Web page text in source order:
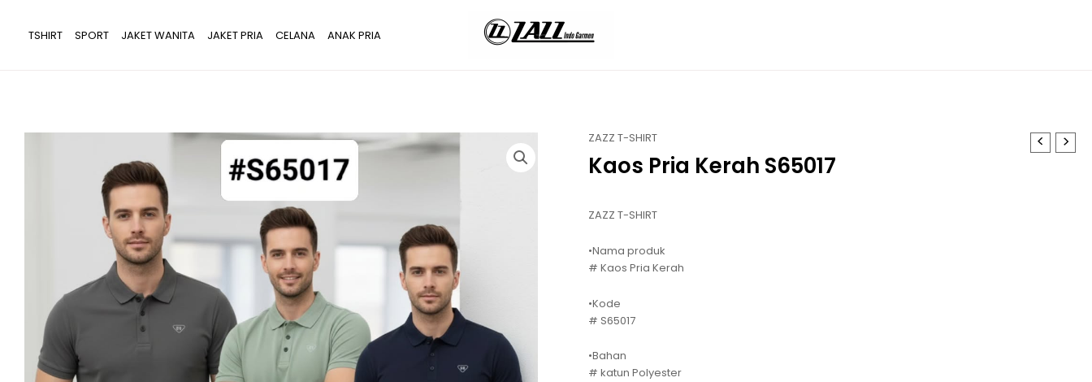
kontenTSHIRT SPORT JAKET WANITA JAKET PRIA CELANA ANAK PRIA
ZAZZ T-SHIRT
Kaos Pria Kerah S65017
ZAZZ T-SHIRT
•Nama produk
# Kaos Pria Kerah
•Kode
# S65017
•Bahan
# katun Polyester